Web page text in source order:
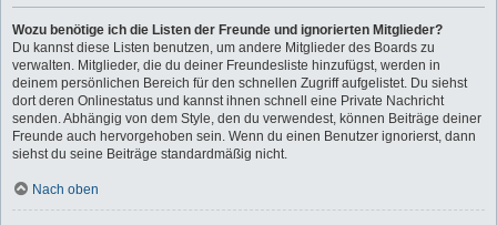
Wozu benötige ich die Listen der Freunde und ignorierten Mitglieder?
Du kannst diese Listen benutzen, um andere Mitglieder des Boards zu
verwalten. Mitglieder, die du deiner Freundesliste hinzufügst, werden in
deinem persönlichen Bereich für den schnellen Zugriff aufgelistet. Du siehst
dort deren Onlinestatus und kannst ihnen schnell eine Private Nachricht
senden. Abhängig von dem Style, den du verwendest, können Beiträge deiner
Freunde auch hervorgehoben sein. Wenn du einen Benutzer ignorierst, dann
siehst du seine Beiträge standardmäßig nicht.
Nach oben